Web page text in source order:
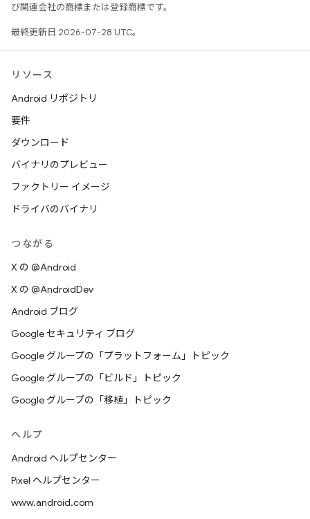
び関連会社の商標または登録商標です。
最終更新日 2026-07-28 UTC。
リソース
Android リポジトリ
要件
ダウンロード
バイナリのプレビュー
ファクトリー イメージ
ドライバのバイナリ
つながる
X の @Android
X の @AndroidDev
Android ブログ
Google セキュリティ ブログ
Google グループの「プラットフォーム」トピック
Google グループの「ビルド」トピック
Google グループの「移植」トピック
ヘルプ
Android ヘルプセンター
Pixel ヘルプセンター
www.android.com